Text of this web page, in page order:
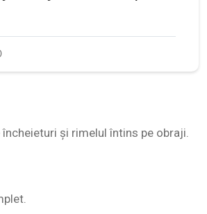
și rimelul întins pe obraji.